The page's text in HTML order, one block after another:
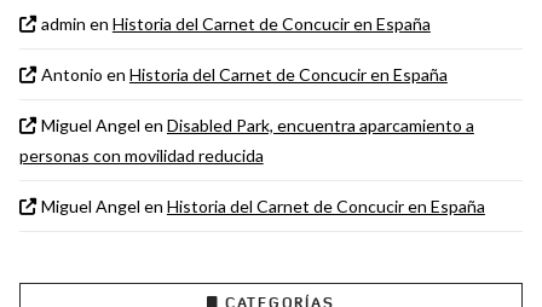
admin en Historia del Carnet de Concucir en España
Antonio en Historia del Carnet de Concucir en España
Miguel Angel en Disabled Park, encuentra aparcamiento a
personas con movilidad reducida
Miguel Angel en Historia del Carnet de Concucir en España
CATEGORÍAS